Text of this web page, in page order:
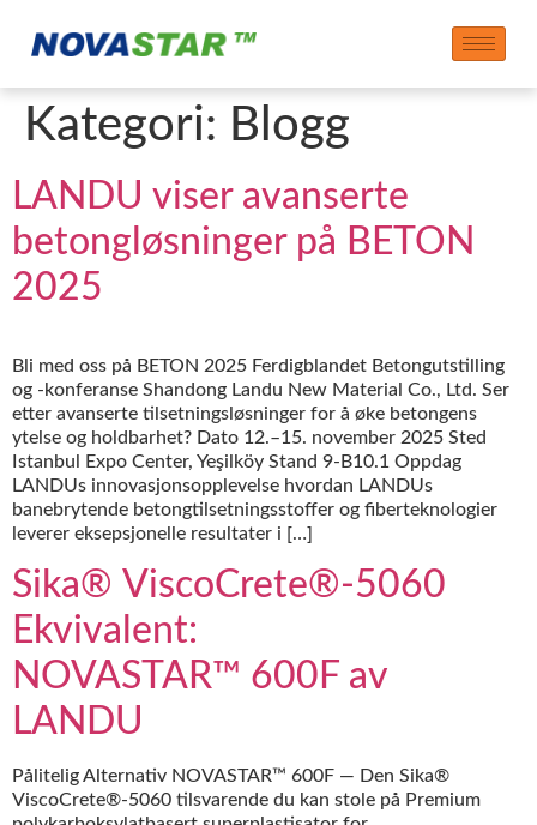
Kategori: Blogg
LANDU viser avanserte
betongløsninger på BETON
2025
Bli med oss på BETON 2025 Ferdigblandet Betongutstilling
og -konferanse Shandong Landu New Material Co., Ltd. Ser
etter avanserte tilsetningsløsninger for å øke betongens
ytelse og holdbarhet? Dato 12.–15. november 2025 Sted
Istanbul Expo Center, Yeşilköy Stand 9-B10.1 Oppdag
LANDUs innovasjonsopplevelse hvordan LANDUs
banebrytende betongtilsetningsstoffer og fiberteknologier
leverer eksepsjonelle resultater i […]
Sika® ViscoCrete®‑5060
Ekvivalent:
NOVASTAR™ 600F av
LANDU
Pålitelig Alternativ NOVASTAR™ 600F — Den Sika®
ViscoCrete®-5060 tilsvarende du kan stole på Premium